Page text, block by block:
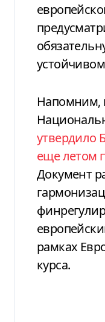
Напомним,
утвердило
еще летом
Документ
рамках
курса.